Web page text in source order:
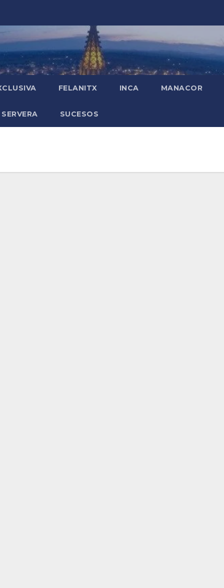
FELANITX INCA MANACOR
SUCESOS